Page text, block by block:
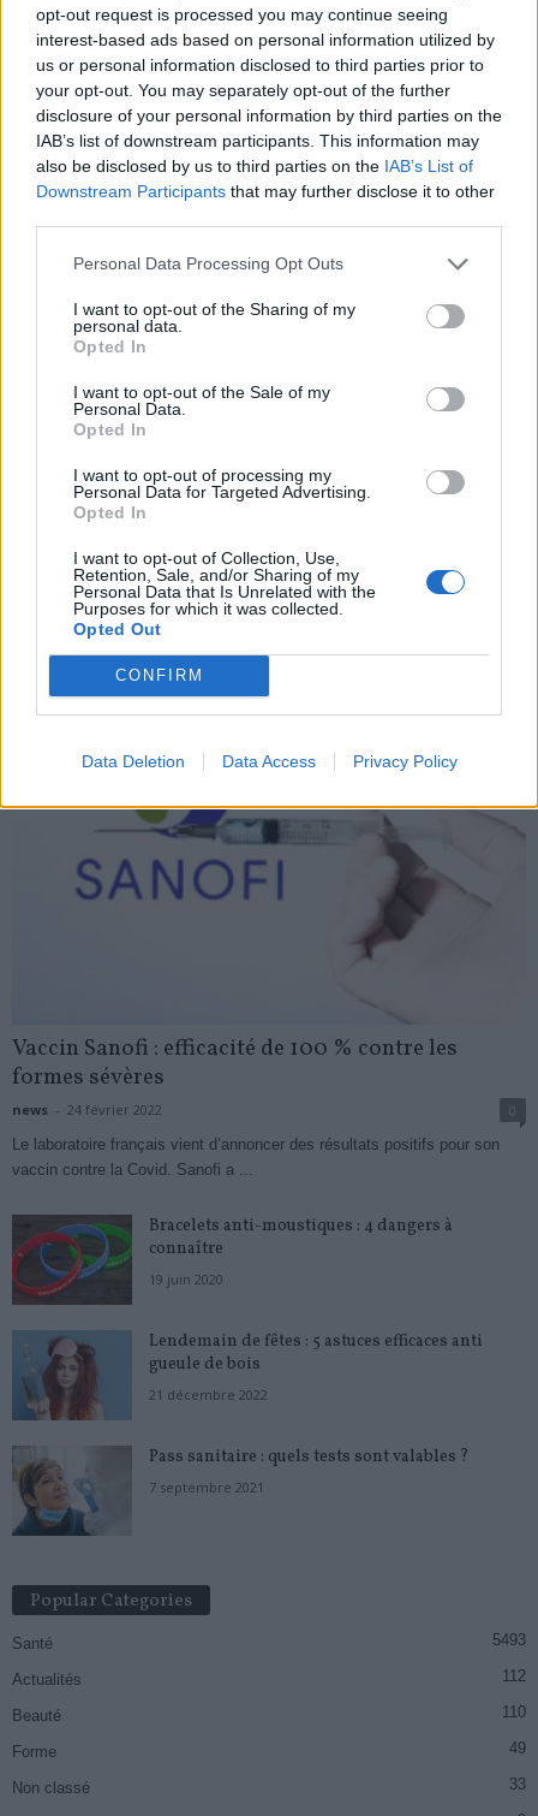
opt-out request is processed you may continue seeing
interest-based ads based on personal information utilized by
us or personal information disclosed to third parties prior to
your opt-out. You may separately opt-out of the further
disclosure of your personal information by third parties on the
IAB’s list of downstream participants. This information may
also be disclosed by us to third parties on the IAB’s List of
Downstream Participants that may further disclose it to other
Personal Data Processing Opt Outs
I want to opt-out of the Sharing of my
personal data.
Opted In
I want to opt-out of the Sale of my
Personal Data.
Opted In
I want to opt-out of processing my
Personal Data for Targeted Advertising.
Opted In
I want to opt-out of Collection, Use,
Retention, Sale, and/or Sharing of my
Personal Data that Is Unrelated with the
Purposes for which it was collected.
Opted Out
CONFIRM
Data Deletion Data Access Privacy Policy
Sieste après 65 ans : la
clé pour préserver votre
cerveau ou le mettre en
danger
Ménopause et
problèmes urinaires : le
secret inattendu des
sous-vêtements à
découvrir
Santé
Ménopause précoce : le
risque accru
d’hypertension à ne pas
ignorer
Popular Posts
Loana dévoile son impressionnante perte de poids
27 décembre 2019
Dormir avec son chat ou son chien : est-ce une bonne idée ?
25 janvier 2023
Piroplasmose chez le chien : la transmission par les tiques
20 avril 2018
Teintures capillaires : un risque caché pour votre santé
15 avril 2026
My Favorites
Vaccin Sanofi : efficacité de 100 % contre les
formes sévères
news - 24 février 2022
0
Le laboratoire français vient d’annoncer des résultats positifs pour son
vaccin contre la Covid. Sanofi a ...
Bracelets anti-moustiques : 4 dangers à
connaître
19 juin 2020
Lendemain de fêtes : 5 astuces efficaces anti
gueule de bois
21 décembre 2022
Pass sanitaire : quels tests sont valables ?
7 septembre 2021
Popular Categories
Santé 5493
Actualités 112
Beauté 110
Forme 49
Non classé 33